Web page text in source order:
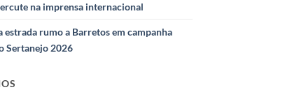
na imprensa internacional
estrada rumo a Barretos em campanha
Sertanejo 2026